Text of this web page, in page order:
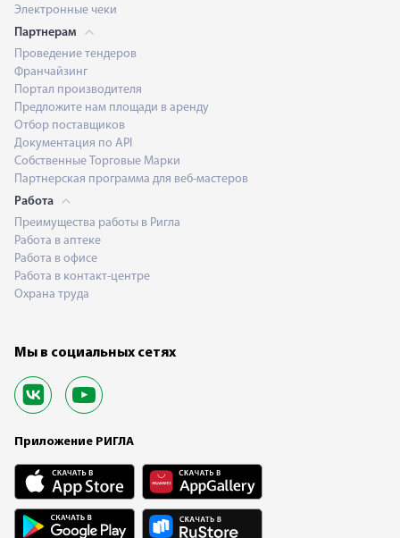
Электронные чеки
Партнерам
Проведение тендеров
Франчайзинг
Портал производителя
Предложите нам площади в аренду
Отбор поставщиков
Документация по API
Собственные Торговые Марки
Партнерская программа для веб-мастеров
Работа
Преимущества работы в Ригла
Работа в аптеке
Работа в офисе
Работа в контакт-центре
Охрана труда
Мы в социальных сетях
Приложение РИГЛА